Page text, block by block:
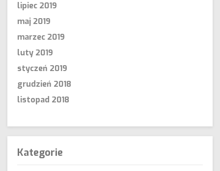
lipiec 2019
maj 2019
marzec 2019
luty 2019
styczeń 2019
grudzień 2018
listopad 2018
Kategorie